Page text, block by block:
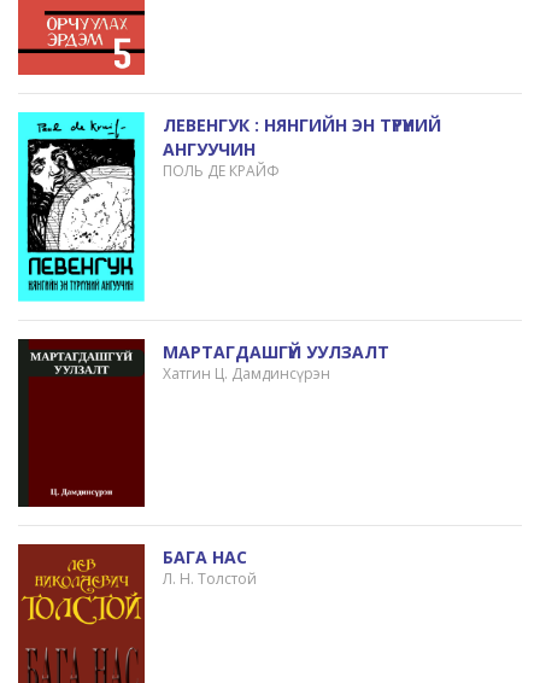
ЛЕВЕНГУК : НЯНГИЙН ЭН ТҮРҮҮНИЙ
АНГУУЧИН
ПОЛЬ ДЕ КРАЙФ
МАРТАГДАШГҮЙ УУЛЗАЛТ
Хатгин Ц. Дамдинсүрэн
БАГА НАС
Л. Н. Толстой